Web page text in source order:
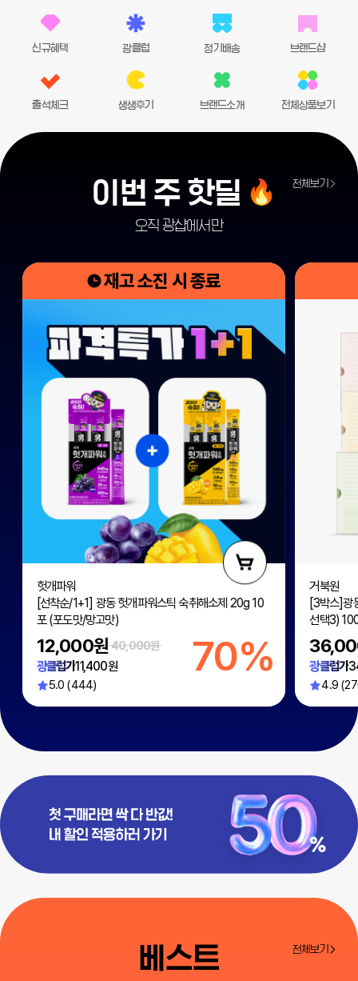
신규혜택 광클럽 정기배송 브랜드샵
출석체크 생생후기 브랜드소개 전체상품보기
이번 주 핫딜 전체보기
오직 광샵에서만
재고 소진 시 종료
헛개파워
[선착순/1+1] 광동 헛개파워스틱 숙취해소제 20g 10
포 (포도맛/망고맛)
12,000원 40,000원
광클럽가11,400원 70%
5.0 (444)
거북원
[3박스]광
선택3)
광클럽가
4.9
베스트 전체보기